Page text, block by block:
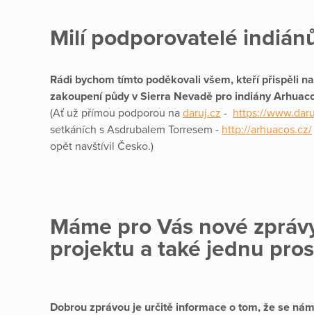
Milí podporovatelé
Rádi bychom tímto poděkovali všem, kteří přispěli
zakoupení půdy v Sierra Nevadě pro indiány
(Ať už přímou podporou na daruj.cz - https://
setkáních s Asdrubalem Torresem - http://arhuacos.cz/
opět navštívil Česko.)
Máme pro Vás nové
projektu a také jednu
Dobrou zprávou je určitě informace o tom, že se